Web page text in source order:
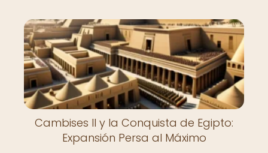
Cambises II y la Conquista de Egipto:
Expansión Persa al Máximo